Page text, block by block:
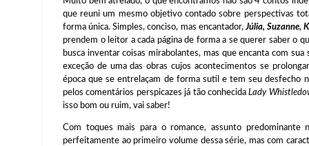
que reuni um mesmo objetivo contado sobre perspectivas
forma única. Simples, conciso, mas encantador, Júlia, Suzanne,
prendem o leitor a cada página de forma a se querer saber o
busca inventar coisas mirabolantes, mas que encanta com
exceção de uma das obras cujos acontecimentos se
época que se entrelaçam de forma sutil e tem seu desfecho
pelos comentários perspicazes já tão conhecidaLady
isso bom ou ruim, vai saber!
Com toques mais para o romance, assunto predominante
perfeitamente ao primeiro volume dessa série, mas com